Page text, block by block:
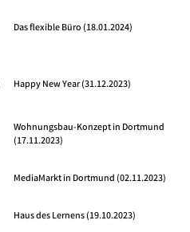
Das flexible Büro (18.01.2024)
Happy New Year (31.12.2023)
Wohnungsbau-Konzept in Dortmund
(17.11.2023)
MediaMarkt in Dortmund (02.11.2023)
Haus des Lernens (19.10.2023)